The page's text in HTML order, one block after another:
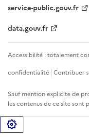
service-public.gouv.fr
data.gouv.fr
Accessibilité : totalement
confidentialité Contribuer
Sauf mention explicite de
les contenus de ce site sont
Gérer les cookies